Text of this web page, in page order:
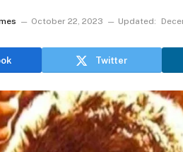
October 22, 2023 Updated:
Twitter